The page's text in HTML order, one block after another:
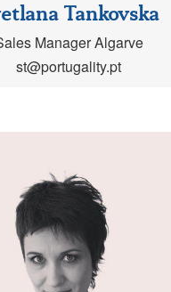
Tankovska
Manager Algarve
st@portugality.pt